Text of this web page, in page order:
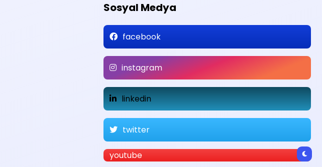
Sosyal Medya
facebook
instagram
linkedin
twitter
youtube